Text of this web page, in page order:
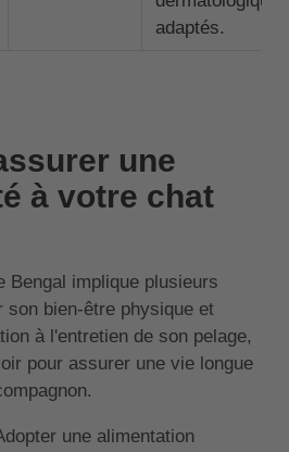
adaptés.
une
à votre chat
Bengal implique plusieurs
son bien-être physique et
à l'entretien de son pelage,
pour assurer une vie longue
une alimentation